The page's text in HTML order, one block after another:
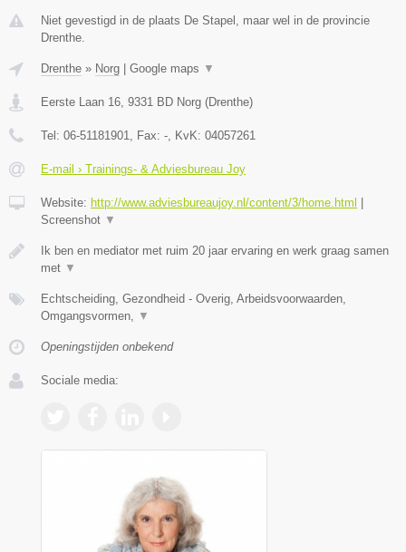
Niet gevestigd in de plaats De Stapel, maar wel in de provincie
Drenthe.
Drenthe » Norg Google maps ▼
Eerste Laan 16, 9331 BD Norg (Drenthe)
Tel: 06-51181901, Fax: -, KvK: 04057261
E-mail › Trainings- & Adviesbureau Joy
Website: http://www.adviesbureaujoy.nl/content/3/home.html
Screenshot ▼
Ik ben en mediator met ruim 20 jaar ervaring en werk graag samen
met ▼
Echtscheiding, Gezondheid - Overig, Arbeidsvoorwaarden,
Omgangsvormen, ▼
Openingstijden onbekend
Sociale media: